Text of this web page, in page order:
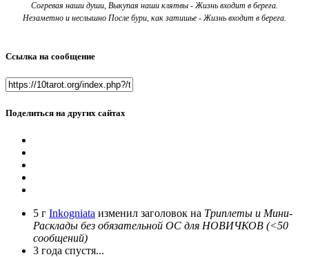
Согревая наши души, Выкупая наши клятвы - Жизнь входит в берега.
Незаметно и неслышно После бури, как затишье - Жизнь входит в берега.
Ссылка на сообщение
Поделиться на других сайтах
5 г Inkogniata изменил заголовок на Триплеты и Мини-
Расклады без обязательной ОС для НОВИЧКОВ (<50
сообщений)
3 года спустя...